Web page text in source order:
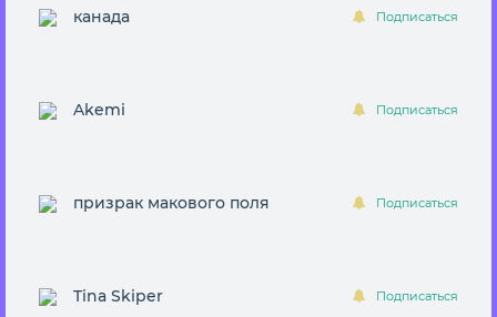
канада Подписаться
Akemi Подписаться
призрак макового поля Подписаться
Tina Skiper Подписаться